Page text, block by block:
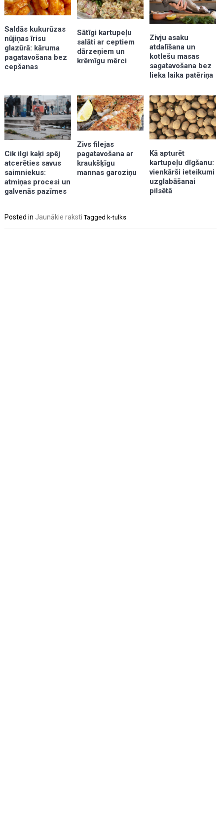
Saldās kukurūzas
nūjiņas īrisu
glazūrā: kāruma
pagatavošana bez
cepšanas
Sātīgi kartupeļu
salāti ar ceptiem
dārzeņiem un
krēmīgu mērci
Zivju asaku
atdalīšana un
kotlešu masas
sagatavošana bez
lieka laika patēriņa
Cik ilgi kaķi spēj
atcerēties savus
saimniekus:
atmiņas procesi un
galvenās pazīmes
Zivs filejas
pagatavošana ar
kraukšķīgu
mannas garoziņu
Kā apturēt
kartupeļu dīgšanu:
vienkārši ieteikumi
uzglabāšanai
pilsētā
Posted in Jaunākie raksti Tagged k-tulks